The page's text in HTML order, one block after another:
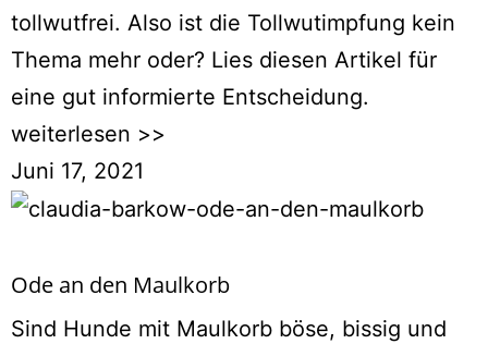
tollwutfrei. Also ist die Tollwutimpfung kein
Thema mehr oder? Lies diesen Artikel für
eine gut informierte Entscheidung.
weiterlesen >>
Juni 17, 2021
Ode an den Maulkorb
Sind Hunde mit Maulkorb böse, bissig und